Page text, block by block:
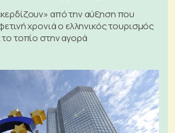
από την αύξηση που
χρονιά ο ελληνικός τουρισμός
τοπίο στην αγορά